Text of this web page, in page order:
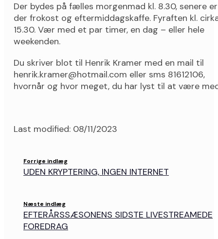
Der bydes på fælles morgenmad kl. 8.30, senere er
der frokost og eftermiddagskaffe. Fyraften kl.
15.30. Vær med et par timer, en dag – eller hele
weekenden.
Du skriver blot til Henrik Kramer med en mail til
henrik.kramer@hotmail.com eller sms 81612106,
hvornår og hvor meget, du har lyst til at være
Last modified: 08/11/2023
Forrige indlæg
UDEN KRYPTERING, INGEN INTERNET
Næste indlæg
EFTERÅRSSÆSONENS SIDSTE LIVESTREAMEDE
FOREDRAG